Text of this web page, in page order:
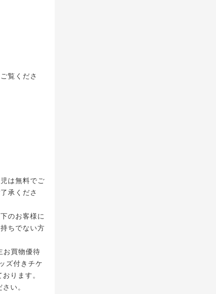
覧くださ
は無料でご
承くださ
のお客様に
ちでない方
お買物優待
ズ付きチケ
ります。
い。